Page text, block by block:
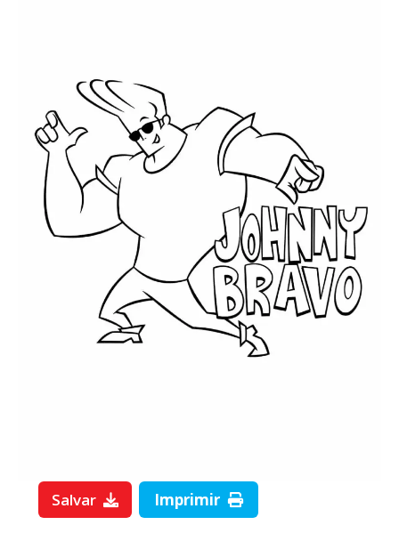
Salvar Imprimir